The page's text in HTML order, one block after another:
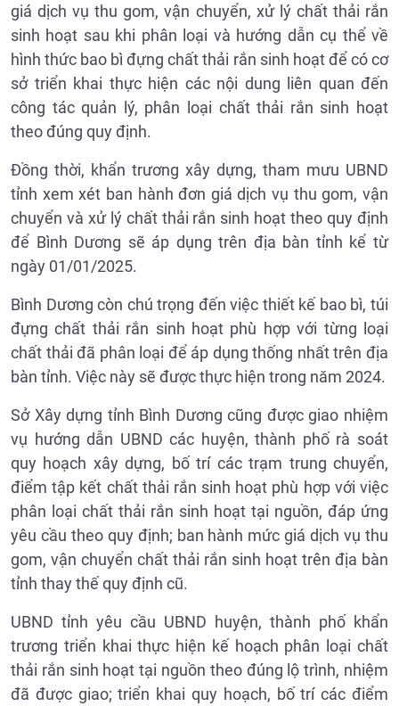
giá dịch vụ thu gom, vận chuyển, xử lý chất thải rắn
sinh hoạt sau khi phân loại và hướng dẫn cụ thể về
hình thức bao bì đựng chất thải rắn sinh hoạt để có cơ
sở triển khai thực hiện các nội dung liên quan đến
công tác quản lý, phân loại chất thải rắn sinh hoạt
theo đúng quy định.
Đồng thời, khẩn trương xây dựng, tham mưu UBND
tỉnh xem xét ban hành đơn giá dịch vụ thu gom, vận
chuyển và xử lý chất thải rắn sinh hoạt theo quy định
để Bình Dương sẽ áp dụng trên địa bàn tỉnh kể từ
ngày 01/01/2025.
Bình Dương còn chú trọng đến việc thiết kế bao bì, túi
đựng chất thải rắn sinh hoạt phù hợp với từng loại
chất thải đã phân loại để áp dụng thống nhất trên địa
bàn tỉnh. Việc này sẽ được thực hiện trong năm 2024.
Sở Xây dựng tỉnh Bình Dương cũng được giao nhiệm
vụ hướng dẫn UBND các huyện, thành phố rà soát
quy hoạch xây dựng, bố trí các trạm trung chuyển,
điểm tập kết chất thải rắn sinh hoạt phù hợp với việc
phân loại chất thải rắn sinh hoạt tại nguồn, đáp ứng
yêu cầu theo quy định; ban hành mức giá dịch vụ thu
gom, vận chuyển chất thải rắn sinh hoạt trên địa bàn
tỉnh thay thế quy định cũ.
UBND tỉnh yêu cầu UBND huyện, thành phố khẩn
trương triển khai thực hiện kế hoạch phân loại chất
thải rắn sinh hoạt tại nguồn theo đúng lộ trình, nhiệm
đã được giao; triển khai quy hoạch, bố trí các điểm